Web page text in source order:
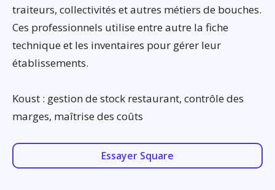
traiteurs, collectivités et autres métiers de bouches.
Ces professionnels utilise entre autre la fiche
technique et les inventaires pour gérer leur
établissements.
Koust : gestion de stock restaurant, contrôle des
marges, maîtrise des coûts
Essayer Square